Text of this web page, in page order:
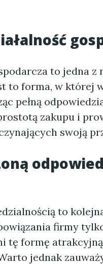
to jedna
to forma, w której
pełną
zakupu i
swoją
to
firmy
tę formę
jednak